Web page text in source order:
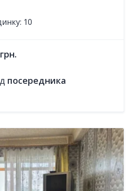
10
посередника